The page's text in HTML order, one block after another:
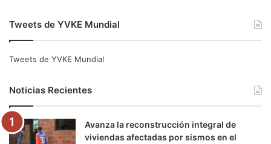
e
o
o
t
e
r
b
e
g
r
r
a
k
Tweets de YVKE Mundial
Tweets de YVKE Mundial
Noticias Recientes
Avanza la reconstrucción integral de
viviendas afectadas por sismos en el